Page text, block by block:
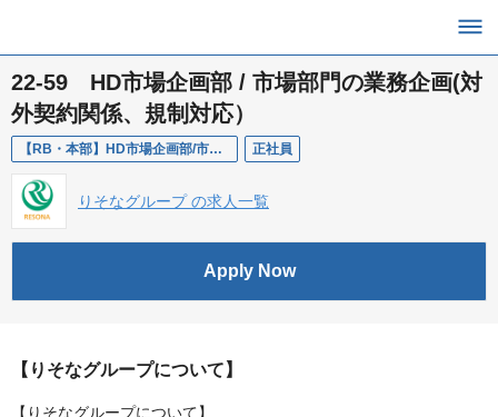
22-59 HD市場企画部 / 市場部門の業務企画(対
外契約関係、規制対応）
【RB・本部】HD市場企画部/市場部門の業務企画 正社員
りそなグループ の求人一覧
Apply Now
【りそなグループについて】
【りそなグループについて】